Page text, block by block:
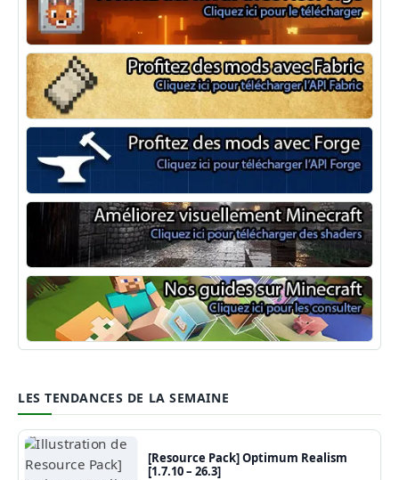
NeoForge
Minecraft Fabric
Minecraft Forge
Shaders Minecraft
Guide Minecraft
LES TENDANCES DE LA SEMAINE
[Resource Pack] Optimum Realism
[1.7.10 – 26.3]